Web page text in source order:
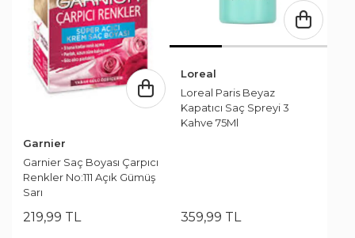
Garnier
Garnier Saç Boyası Çarpıcı
Renkler No:111 Açık Gümüş
Sarı
219,99 TL
Loreal
Loreal Paris Beyaz
Kapatıcı Saç Spreyi 3
Kahve 75Ml
359,99 TL